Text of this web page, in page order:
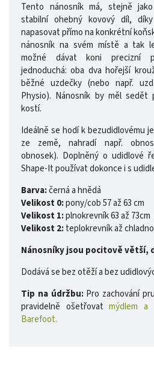
Tento nánosník má, stejně
stabilní ohebný kovový díl,
napasovat přímo na konkrétní
nánosník na svém místě a tak
možné dávat koni precizní
jednoduchá: oba dva hořejší
běžné uzdečky (nebo např.
Physio). Nánosník by měl sedět
kostí.
Ideálně se hodí k bezudidlovému
ze země, nahradí např.
obnosek). Doplněný o udidlové
Shape-It používat dokonce i s
Barva:černá a hnědá
Velikost 0:pony/cob 57 až 63 cm
Velikost 1:plnokrevník 63 až 73cm
Velikost 2:teplokrevník až
Nánosníky jsou pocitově větší,
Dodává se bez otěží a bez
Tip na údržbu:Pro zachování
pravidelně ošetřovatmýdlem a
Barefoot.